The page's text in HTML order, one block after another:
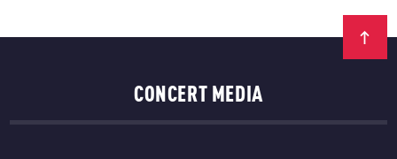
CONCERT MEDIA